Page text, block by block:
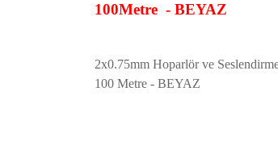
100Metre - BEYAZ
2x0.75mm Hoparlör ve
100 Metre - BEYAZ